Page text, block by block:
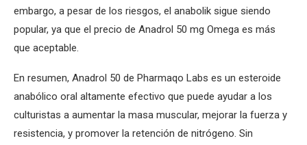
embargo, a pesar de los riesgos, el anabolik sigue siendo
popular, ya que el precio de Anadrol 50 mg Omega es más
que aceptable.
En resumen, Anadrol 50 de Pharmaqo Labs es un esteroide
anabólico oral altamente efectivo que puede ayudar a los
culturistas a aumentar la masa muscular, mejorar la fuerza y
resistencia, y promover la retención de nitrógeno. Sin